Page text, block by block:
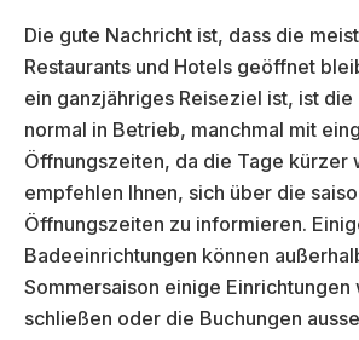
Die gute Nachricht ist, dass die
Restaurants und Hotels geöffnet
ein ganzjähriges Reiseziel ist, ist
normal in Betrieb, manchmal mit
Öffnungszeiten, da die Tage kürzer
empfehlen Ihnen, sich über die
Öffnungszeiten zu informieren.
Badeeinrichtungen können
Sommersaison einige
schließen oder die Buchungen